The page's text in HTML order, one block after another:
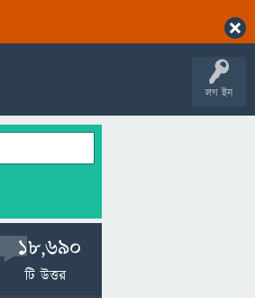
লগ ইন
18,690
টি উত্তর